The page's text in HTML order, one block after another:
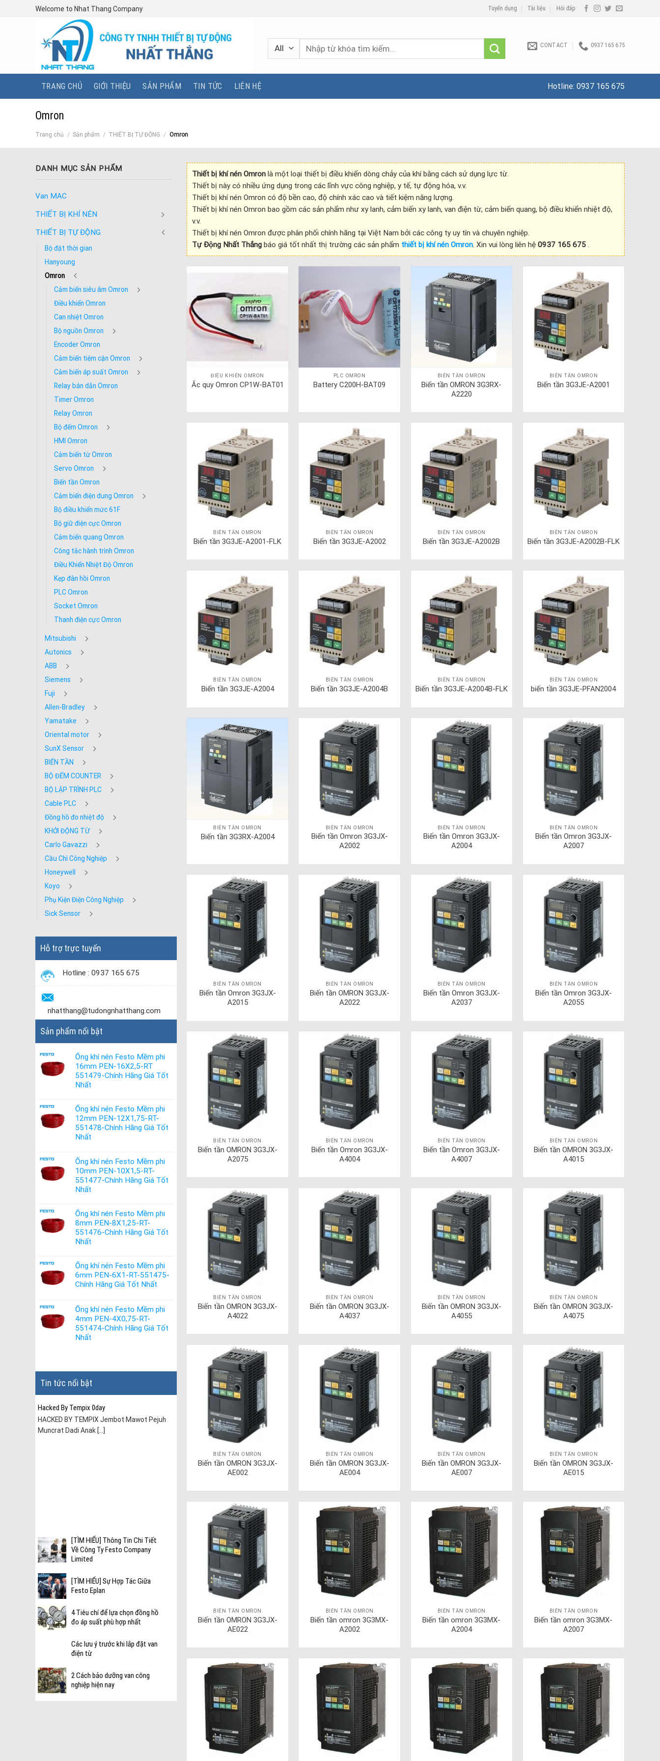
Welcome to Nhat Thang Company Tuyển dụng Tài liệu Hỏi đáp
Tìm
CONTACT 0937 165 675
TRANG CHỦ GIỚI THIỆU SẢN PHẨM TIN TỨC LIÊN HỆ Hotline: 0937 165 675
Omron
Trang chủ / Sản phẩm / THIẾT BỊ TỰ ĐỘNG / Omron
DANH MỤC SẢN PHẨM
Van MAC
THIẾT BỊ KHÍ NÉN
THIẾT BỊ TỰ ĐỘNG
Bộ đặt thời gian
Hanyoung
Omron
Cảm biến siêu âm Omron
Điều khiển Omron
Can nhiệt Omron
Bộ nguồn Omron
Encoder Omron
Cảm biến tiệm cận Omron
Cảm biến áp suất Omron
Relay bán dẫn Omron
Timer Omron
Relay Omron
Bộ đếm Omron
HMI Omron
Cảm biến từ Omron
Servo Omron
Biến tần Omron
Cảm biến điện dung Omron
Bộ điều khiển mức 61F
Bộ giữ điện cực Omron
Cảm biến quang Omron
Công tắc hành trình Omron
Điều Khiển Nhiệt Độ Omron
Kẹp đàn hồi Omron
PLC Omron
Socket Omron
Thanh điện cực Omron
Mitsubishi
Autonics
ABB
Siemens
Fuji
Allen-Bradley
Yamatake
Oriental motor
SunX Sensor
BIẾN TẦN
BỘ ĐẾM COUNTER
BỘ LẬP TRÌNH PLC
Cable PLC
Đồng hồ đo nhiệt độ
KHỞI ĐỘNG TỪ
Carlo Gavazzi
Cầu Chì Công Nghiệp
Honeywell
Koyo
Phụ Kiện Điện Công Nghiệp
Sick Sensor
Hỗ trợ trực tuyến
Hotline : 0937 165 675
nhatthang@tudongnhatthang.com
Sản phẩm nổi bật
Ống khí nén Festo Mềm phi
16mm PEN-16X2,5-RT
551479-Chính Hãng Giá Tốt
Nhất
Ống khí nén Festo Mềm phi
12mm PEN-12X1,75-RT-
551478-Chính Hãng Giá Tốt
Nhất
Ống khí nén Festo Mềm phi
10mm PEN-10X1,5-RT-
551477-Chính Hãng Giá Tốt
Nhất
Ống khí nén Festo Mềm phi
8mm PEN-8X1,25-RT-
551476-Chính Hãng Giá Tốt
Nhất
Ống khí nén Festo Mềm phi
6mm PEN-6X1-RT-551475-
Chính Hãng Giá Tốt Nhất
Ống khí nén Festo Mềm phi
4mm PEN-4X0,75-RT-
551474-Chính Hãng Giá Tốt
Nhất
Tin tức nổi bật
Hacked By Tempix 0day
HACKED BY TEMPIX Jembot Mawot Pejuh
Muncrat Dadi Anak [...]
[TÌM HIỂU] Thông Tin Chi Tiết
Về Công Ty Festo Company
Limited
[TÌM HIỂU] Sự Hợp Tác Giữa
Festo Eplan
4 Tiêu chí để lựa chọn đồng hồ
đo áp suất phù hợp nhất
Các lưu ý trước khi lắp đặt van
điện từ
2 Cách bảo dưỡng van công
nghiệp hiện nay
Thiết bị khí nén Omronlà một loại thiết bị điều khiển dòng chảy của khí bằng cách sử dụng lực từ.
Thiết bị này có nhiều ứng dụng trong các lĩnh vực công nghiệp, y tế, tự động hóa, v.v.
Thiết bị khí nén Omron có độ bền cao, độ chính xác cao và tiết kiệm năng lượng.
Thiết bị khí nén Omron bao gồm các sản phẩm như xy lanh, cảm biến xy lanh, van điện từ, cảm biến quang, bộ điều khiển nhiệt độ,
v.v.
Thiết bị khí nén Omron được phân phối chính hãng tại Việt Nam bởi các công ty uy tín và chuyên nghiệp.
Tự Động Nhất Thắngbáo giá tốt nhất thị trường các sản phẩm thiết bị khí nén Omron. Xin vui lòng liên hệ 0937 165 675.
ĐIỀU KHIỂN OMRON
Ắc quy Omron CP1W-BAT01
PLC OMRON
Battery C200H-BAT09
BIẾN TẦN OMRON
Biến tần OMRON 3G3RX-
A2220
BIẾN TẦN OMRON
Biến tần 3G3JE-A2001
BIẾN TẦN OMRON
Biến tần 3G3JE-A2001-FLK
BIẾN TẦN OMRON
Biến tần 3G3JE-A2002
BIẾN TẦN OMRON
Biến tần 3G3JE-A2002B
BIẾN TẦN OMRON
Biến tần 3G3JE-A2002B-FLK
BIẾN TẦN OMRON
Biến tần 3G3JE-A2004
BIẾN TẦN OMRON
Biến tần 3G3JE-A2004B
BIẾN TẦN OMRON
Biến tần 3G3JE-A2004B-FLK
BIẾN TẦN OMRON
biến tần 3G3JE-PFAN2004
BIẾN TẦN OMRON
Biến tần 3G3RX-A2004
BIẾN TẦN OMRON
Biến tần Omron 3G3JX-
A2002
BIẾN TẦN OMRON
Biến tần Omron 3G3JX-
A2004
BIẾN TẦN OMRON
Biến tần Omron 3G3JX-
A2007
BIẾN TẦN OMRON
Biến tần Omron 3G3JX-
A2015
BIẾN TẦN OMRON
Biến tần OMRON 3G3JX-
A2022
BIẾN TẦN OMRON
Biến tần Omron 3G3JX-
A2037
BIẾN TẦN OMRON
Biến tần Omron 3G3JX-
A2055
BIẾN TẦN OMRON
Biến tần OMRON 3G3JX-
A2075
BIẾN TẦN OMRON
Biến tần Omron 3G3JX-
A4004
BIẾN TẦN OMRON
Biến tần Omron 3G3JX-
A4007
BIẾN TẦN OMRON
Biến tần OMRON 3G3JX-
A4015
BIẾN TẦN OMRON
Biến tần OMRON 3G3JX-
A4022
BIẾN TẦN OMRON
Biến tần OMRON 3G3JX-
A4037
BIẾN TẦN OMRON
Biến tần OMRON 3G3JX-
A4055
BIẾN TẦN OMRON
Biến tần OMRON 3G3JX-
A4075
BIẾN TẦN OMRON
Biến tần OMRON 3G3JX-
AE002
BIẾN TẦN OMRON
Biến tần OMRON 3G3JX-
AE004
BIẾN TẦN OMRON
Biến tần OMRON 3G3JX-
AE007
BIẾN TẦN OMRON
Biến tần OMRON 3G3JX-
AE015
BIẾN TẦN OMRON
Biến tần OMRON 3G3JX-
AE022
BIẾN TẦN OMRON
Biến tần omron 3G3MX-
A2002
BIẾN TẦN OMRON
Biến tần omron 3G3MX-
A2004
BIẾN TẦN OMRON
Biến tần omron 3G3MX-
A2007